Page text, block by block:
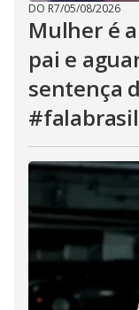
DO R7/05/08/2026
Mulher é
pai e
sentença
#falabrasil